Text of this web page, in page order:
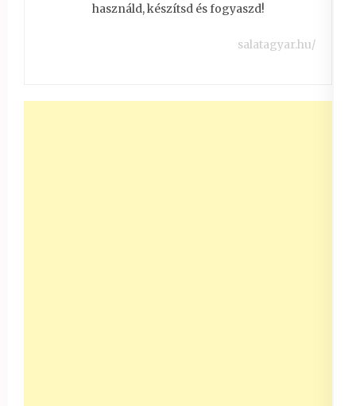
használd, készítsd és fogyaszd!
salatagyar.hu/